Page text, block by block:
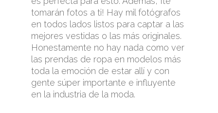
tomarán fotos a ti! Hay mil fotógrafos
en todos lados listos para captar a las
mejores vestidas o las más originales.
Honestamente no hay nada como ver
las prendas de ropa en modelos más
toda la emoción de estar allí y con
gente súper importante e influyente
en la industria de la moda.